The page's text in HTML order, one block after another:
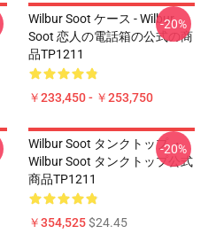
Wilbur Soot ケース - Wilbur
Soot 恋人の電話箱の公式の商
品TP1211
￥233,450 - ￥253,750
-20%
Wilbur Soot タンクトップ ・
Wilbur Soot タンクトップ公式
商品TP1211
￥354,525$24.45
-20%